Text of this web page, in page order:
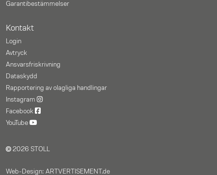
Garantibestämmelser
Kontakt
Login
Avtryck
Ansvarsfriskrivning
Dataskydd
Rapportering av olagliga handlingar
Instagram
Facebook
YouTube
2026 STOLL
Web-Design: ARTVERTISEMENT.de